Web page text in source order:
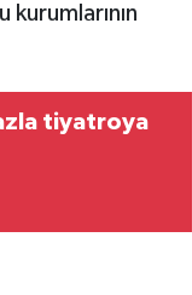
tiyatroya